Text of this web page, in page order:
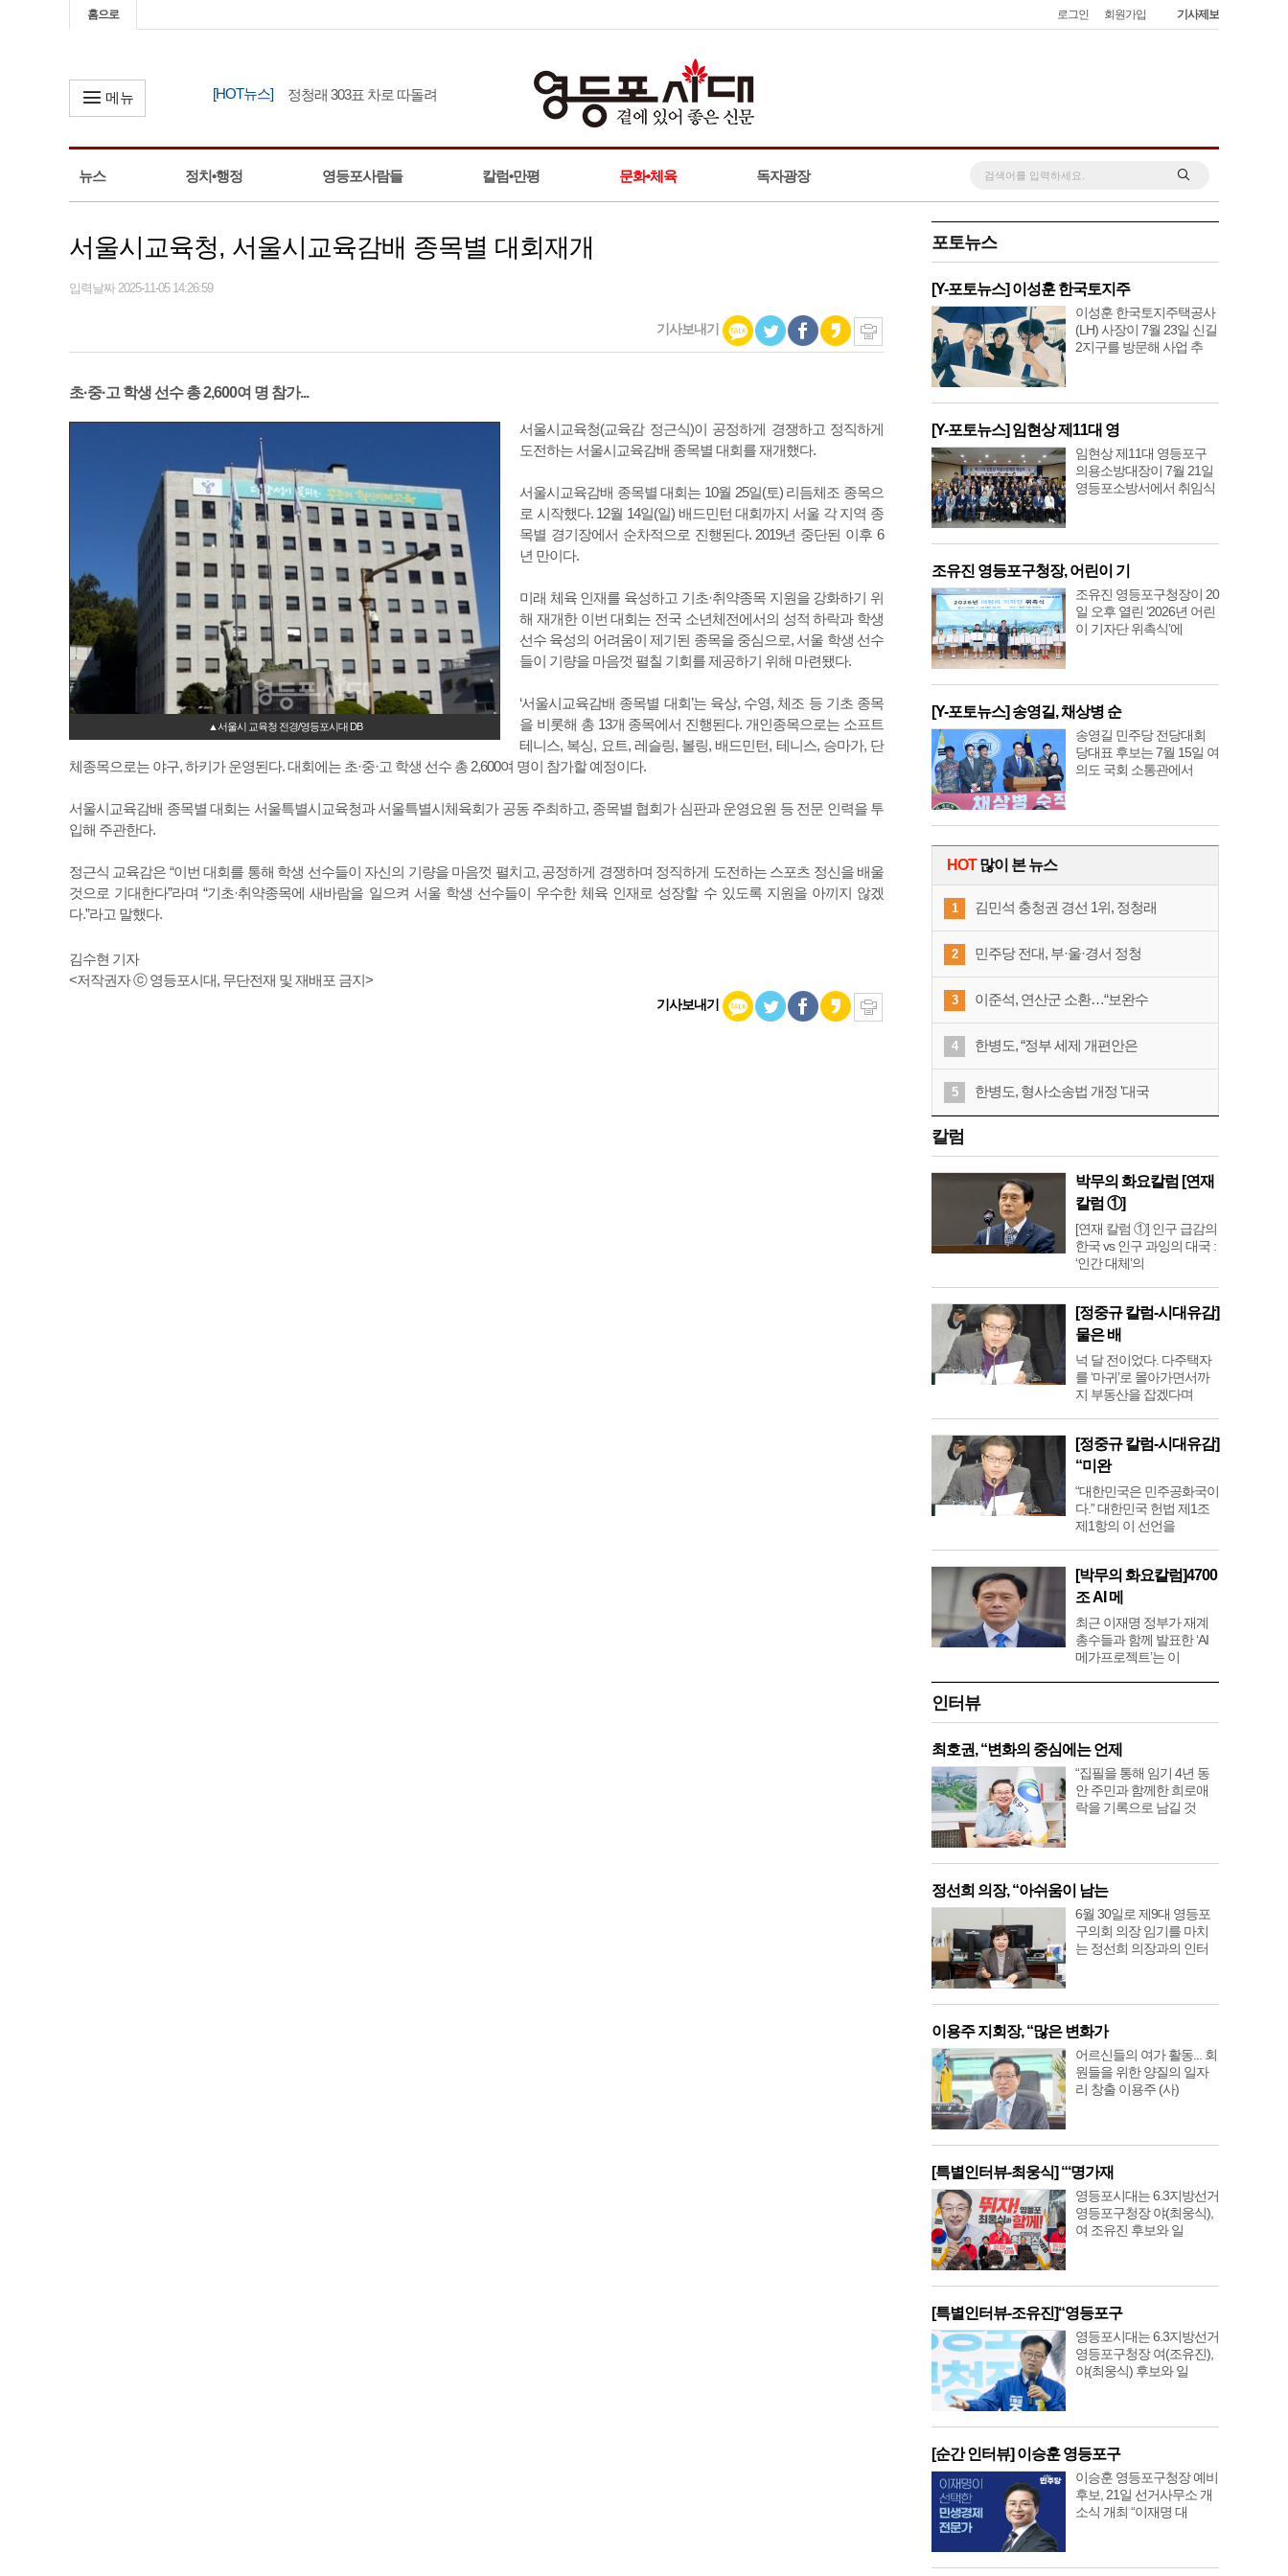
홈으로 로그인 회원가입 기사제보
[HOT뉴스]
김민석 충청권 경선 1위, 정청래 303표 차로 따돌려
메뉴
뉴스 정치•행정 영등포사람들 칼럼•만평 문화•체육 독자광장
서울시교육청, 서울시교육감배 종목별 대회재개
입력날짜 2025-11-05 14:26:59
기사보내기
초·중·고 학생 선수 총 2,600여 명 참가...
▲서울시 교육청 전경/영등포시대 DB
서울시교육청(교육감 정근식)이 공정하게 경쟁하고 정직하게
도전하는 서울시교육감배 종목별 대회를 재개했다.
서울시교육감배 종목별 대회는 10월 25일(토) 리듬체조 종목으
로 시작했다. 12월 14일(일) 배드민턴 대회까지 서울 각 지역 종
목별 경기장에서 순차적으로 진행된다. 2019년 중단된 이후 6
년 만이다.
미래 체육 인재를 육성하고 기초·취약종목 지원을 강화하기 위
해 재개한 이번 대회는 전국 소년체전에서의 성적 하락과 학생
선수 육성의 어려움이 제기된 종목을 중심으로, 서울 학생 선수
들이 기량을 마음껏 펼칠 기회를 제공하기 위해 마련됐다.
‘서울시교육감배 종목별 대회’는 육상, 수영, 체조 등 기초 종목
을 비롯해 총 13개 종목에서 진행된다. 개인종목으로는 소프트
테니스, 복싱, 요트, 레슬링, 볼링, 배드민턴, 테니스, 승마가, 단
체종목으로는 야구, 하키가 운영된다. 대회에는 초·중·고 학생 선수 총 2,600여 명이 참가할 예정이다.
서울시교육감배 종목별 대회는 서울특별시교육청과 서울특별시체육회가 공동 주최하고, 종목별 협회가 심판과 운영요원 등 전문 인력을 투
입해 주관한다.
정근식 교육감은 “이번 대회를 통해 학생 선수들이 자신의 기량을 마음껏 펼치고, 공정하게 경쟁하며 정직하게 도전하는 스포츠 정신을 배울
것으로 기대한다”라며 “기초·취약종목에 새바람을 일으켜 서울 학생 선수들이 우수한 체육 인재로 성장할 수 있도록 지원을 아끼지 않겠
다.”라고 말했다.
김수현 기자
<저작권자 ⓒ 영등포시대, 무단전재 및 재배포 금지>
기사보내기
포토뉴스
[Y-포토뉴스] 이성훈 한국토지주
이성훈 한국토지주택공사
(LH) 사장이 7월 23일 신길
2지구를 방문해 사업 추
[Y-포토뉴스] 임현상 제11대 영
임현상 제11대 영등포구
의용소방대장이 7월 21일
영등포소방서에서 취임식
조유진 영등포구청장, 어린이 기
조유진 영등포구청장이 20
일 오후 열린 ‘2026년 어린
이 기자단 위촉식’에
[Y-포토뉴스] 송영길, 채상병 순
송영길 민주당 전당대회
당대표 후보는 7월 15일 여
의도 국회 소통관에서
HOT많이 본 뉴스
1 김민석 충청권 경선 1위, 정청래
2 민주당 전대, 부·울·경서 정청
3 이준석, 연산군 소환…“보완수
4 한병도, “정부 세제 개편안은
5 한병도, 형사소송법 개정 '대국
칼럼
박무의 화요칼럼 [연재
칼럼 ①]
[연재 칼럼 ①] 인구 급감의
한국 vs 인구 과잉의 대국 :
‘인간 대체’의
[정중규 칼럼-시대유감]
물은 배
넉 달 전이었다. 다주택자
를 ‘마귀’로 몰아가면서까
지 부동산을 잡겠다며
[정중규 칼럼-시대유감]
“미완
“대한민국은 민주공화국이
다.” 대한민국 헌법 제1조
제1항의 이 선언을
[박무의 화요칼럼]4700
조 AI 메
최근 이재명 정부가 재계
총수들과 함께 발표한 ‘AI
메가프로젝트’는 이
인터뷰
최호권, “변화의 중심에는 언제
“집필을 통해 임기 4년 동
안 주민과 함께한 희로애
락을 기록으로 남길 것
정선희 의장, “아쉬움이 남는
6월 30일로 제9대 영등포
구의회 의장 임기를 마치
는 정선희 의장과의 인터
이용주 지회장, “많은 변화가
어르신들의 여가 활동... 회
원들을 위한 양질의 일자
리 창출 이용주 (사)
[특별인터뷰-최웅식] “‘명가재
영등포시대는 6.3지방선거
영등포구청장 야(최웅식),
여 조유진 후보와 일
[특별인터뷰-조유진]“영등포구
영등포시대는 6.3지방선거
영등포구청장 여(조유진),
야(최웅식) 후보와 일
[순간 인터뷰] 이승훈 영등포구
이승훈 영등포구청장 예비
후보, 21일 선거사무소 개
소식 개최 “이재명 대